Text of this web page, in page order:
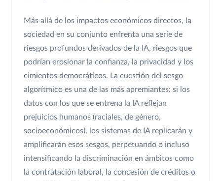
Más allá de los impactos económicos directos, la
sociedad en su conjunto enfrenta una serie de
riesgos profundos derivados de la IA, riesgos que
podrían erosionar la confianza, la privacidad y los
cimientos democráticos. La cuestión del sesgo
algorítmico es una de las más apremiantes: si los
datos con los que se entrena la IA reflejan
prejuicios humanos (raciales, de género,
socioeconómicos), los sistemas de IA replicarán y
amplificarán esos sesgos, perpetuando o incluso
intensificando la discriminación en ámbitos como
la contratación laboral, la concesión de créditos o